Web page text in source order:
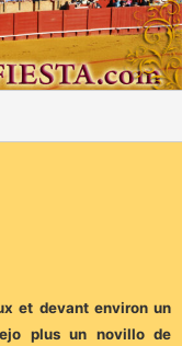
et devant environ un
plus un novillo de